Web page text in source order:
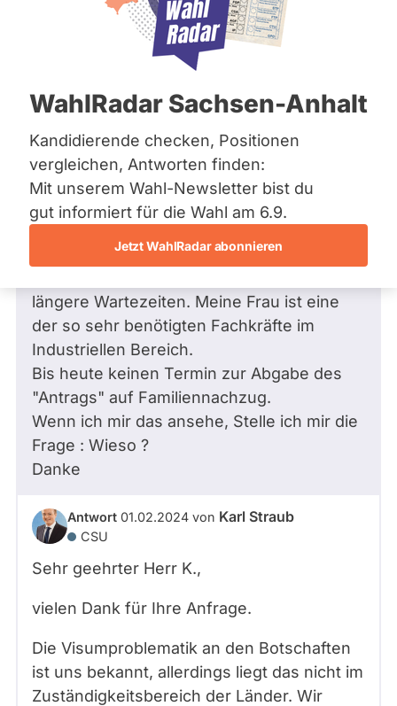
Bremen
Hamburg
Mecklenburg-Vorpommern
Nordrhein-Westfalen
Saarland
Sachsen
Sachsen-Anhalt
Sachsen-Anhalt
Schleswig-Holstein
Thüringen
Archiv
Über uns
Spenden
WahlRadar Sachsen-Anhalt
Kandidierende checken, Positionen
vergleichen, Antworten finden:
Mit unserem Wahl-Newsletter bist du
gut informiert für die Wahl am 6.9.
Jetzt WahlRadar abonnieren
28.01.2024
Was wird versucht um
Familiennachzug zu einem deutschen
möglich zu machen, wenn nach mehr
als 9 Monaten nicht einmal ein Termin
zum Familiennachzugsantrag zustande
kommt?
In meinem Fall ist die Heirat im Mai ´23
gewesen, ich bin Beamter(aW). Die
längere Wartezeiten. Meine Frau ist eine
der so sehr benötigten Fachkräfte im
Industriellen Bereich.
Bis heute keinen Termin zur Abgabe des
"Antrags" auf Familiennachzug.
Wenn ich mir das ansehe, Stelle ich mir die
Frage : Wieso ?
Danke
Antwort 01.02.2024 von Karl Straub
CSU
Sehr geehrter Herr K.,
vielen Dank für Ihre Anfrage.
Die Visumproblematik an den Botschaften
ist uns bekannt, allerdings liegt das nicht im
Zuständigkeitsbereich der Länder. Wir